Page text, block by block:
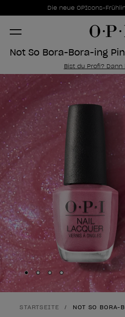
Sonderangebote
Die neue OPIcons-
Item 1 of 1
Not So Bora-Bora-ing
Bist du Profi? Dann
Skip to slide
Skip to slide 2
Skip to slide3
Skip to slide4
STARTSEITE NOT SO BORA-